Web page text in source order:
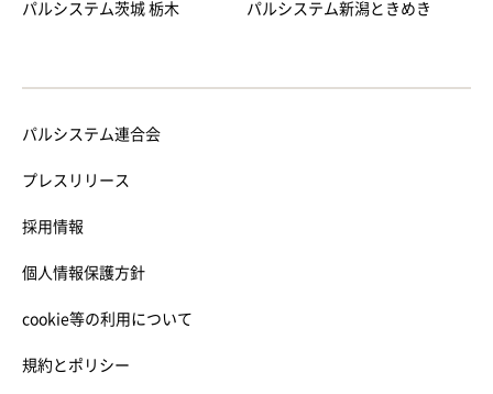
パルシステム茨城 栃木 パルシステム新潟ときめき
パルシステム連合会
プレスリリース
採用情報
個人情報保護方針
cookie等の利用について
規約とポリシー